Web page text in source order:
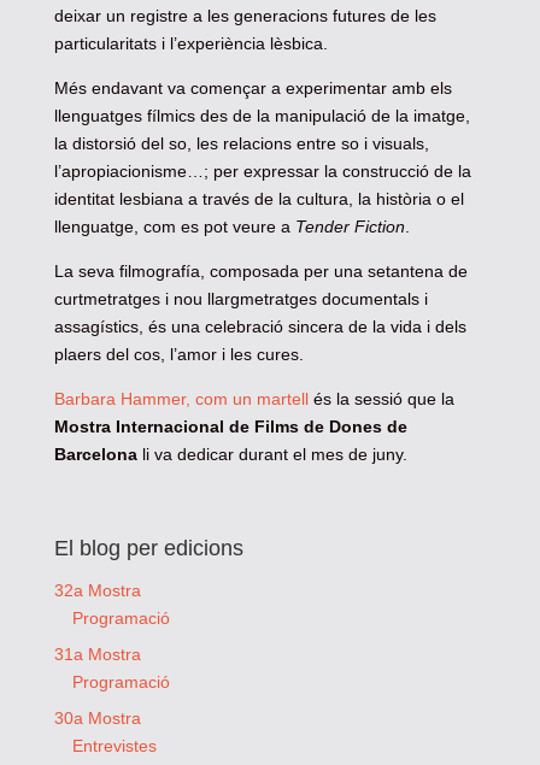
deixar un registre a les generacions futures de les
particularitats i l’experiència lèsbica.
Més endavant va començar a experimentar amb els
llenguatges fílmics des de la manipulació de la imatge,
la distorsió del so, les relacions entre so i visuals,
l’apropiacionisme…; per expressar la construcció de la
identitat lesbiana a través de la cultura, la història o el
llenguatge, com es pot veure a Tender Fiction.
La seva filmografía, composada per una setantena de
curtmetratges i nou llargmetratges documentals i
assagístics, és una celebració sincera de la vida i dels
plaers del cos, l’amor i les cures.
Barbara Hammer, com un martellés la sessió que la
Mostra Internacional de Films de Dones de
Barcelonali va dedicar durant el mes de juny.
El blog per edicions
32a Mostra
Programació
31a Mostra
Programació
30a Mostra
Entrevistes